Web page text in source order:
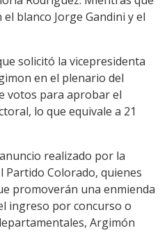
blanco Jorge Gandini y el
solicitó la vicepresidenta
en el plenario del
votos para aprobar el
lo que equivale a 21
realizado por la
Partido Colorado, quienes
promoverán una enmienda
ingreso por concurso o
Argimón